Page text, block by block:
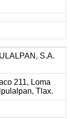
S.A.
211, Loma
Tlax.